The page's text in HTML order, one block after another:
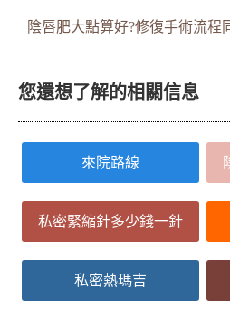
陰唇肥大點算好?修復手術流程
您還想了解的相關信息
來院路線
私密緊縮針多少錢一針
私密熱瑪吉